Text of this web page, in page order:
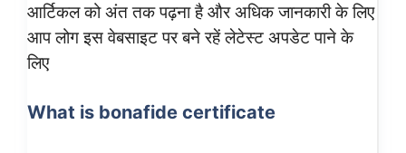
आर्टिकल को अंत तक पढ़ना है और अधिक जानकारी के लिए
आप लोग इस वेबसाइट पर बने रहें लेटेस्ट अपडेट पाने के
लिए
What is bonafide certificate